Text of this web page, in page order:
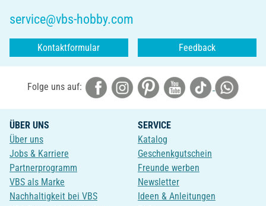
service@vbs-hobby.com
Kontaktformular Feedback
Folge uns auf:
ÜBER UNS
Über uns
Jobs & Karriere
Partnerprogramm
VBS als Marke
Nachhaltigkeit bei VBS
SERVICE
Katalog
Geschenkgutschein
Freunde werben
Newsletter
Ideen & Anleitungen